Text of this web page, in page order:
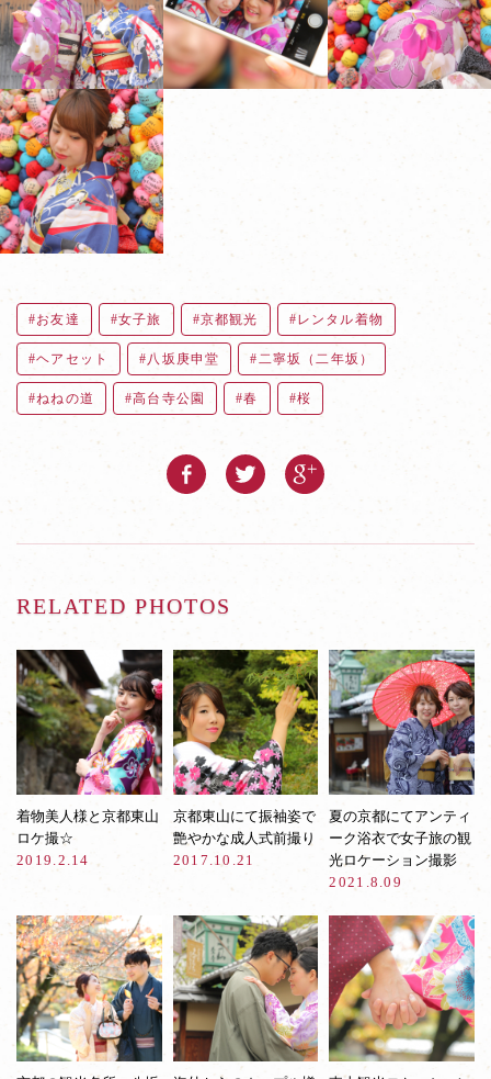
お友達 女子旅 京都観光 レンタル着物
ヘアセット 八坂庚申堂 二寧坂（二年坂）
ねねの道 高台寺公園 春 桜
RELATED PHOTOS
着物美人様と京都東山
ロケ撮☆
2019.2.14
京都東山にて振袖姿で
艶やかな成人式前撮り
2017.10.21
夏の京都にてアンティ
ーク浴衣で女子旅の観
光ロケーション撮影
2021.8.09